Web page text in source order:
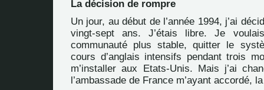
La décision de rompre
Un jour, au début de l’année 1994, j’ai
vingt-sept ans. J’étais libre. Je
communauté plus stable, quitter le
cours d’anglais intensifs pendant trois
m’installer aux Etats-Unis. Mais j’ai
l’ambassade de France m’ayant accordé,